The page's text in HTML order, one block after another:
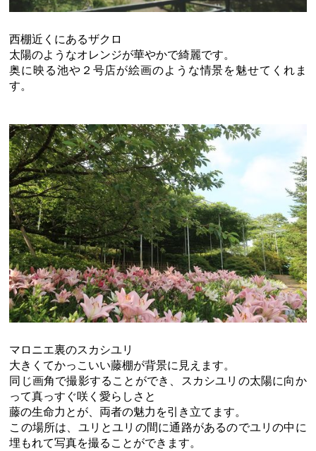
西棚近くにあるザクロ
太陽のようなオレンジが華やかで綺麗です。
奥に映る池や２号店が絵画のような情景を魅せてくれま
す。
マロニエ裏のスカシユリ
大きくてかっこいい藤棚が背景に見えます。
同じ画角で撮影することができ、スカシユリの太陽に向か
って真っすぐ咲く愛らしさと
藤の生命力とが、両者の魅力を引き立てます。
この場所は、ユリとユリの間に通路があるのでユリの中に
埋もれて写真を撮ることができます。